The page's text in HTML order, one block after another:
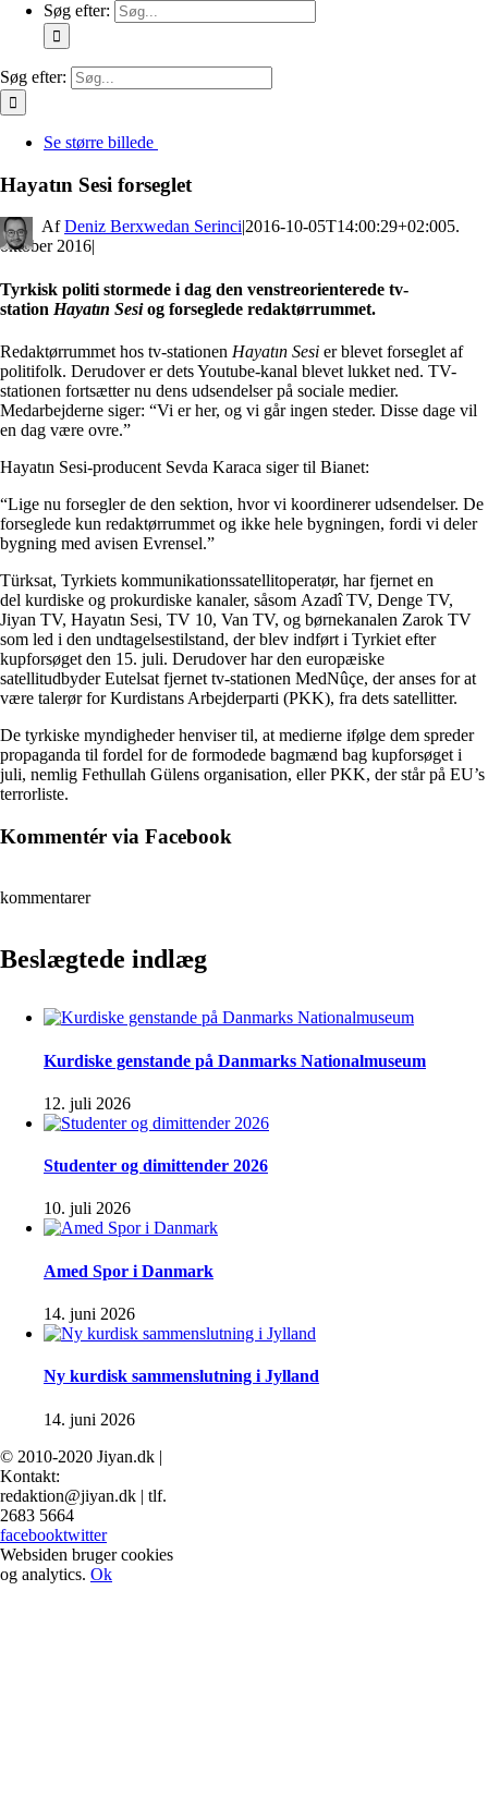
Søg efter:
Søg efter:
Se større billede
Hayatın Sesi forseglet
By Deniz Berxwedan Serinci|2016-10-05T14:00:29+02:005.
oktober 2016|
Tyrkisk politi stormede i dag den venstreorienterede tv-
station Hayatın Sesiog forseglede redaktørrummet.
Redaktørrummet hos tv-stationen Hayatın Sesi er blevet forseglet af
politifolk. Derudover er dets Youtube-kanal blevet lukket ned. TV-
stationen fortsætter nu dens udsendelser på sociale medier.
Medarbejderne siger: “Vi er her, og vi går ingen steder. Disse dage vil
en dag være ovre.”
Hayatın Sesi-producent Sevda Karaca siger til Bianet:
“Lige nu forsegler de den sektion, hvor vi koordinerer udsendelser. De
forseglede kun redaktørrummet og ikke hele bygningen, fordi vi deler
bygning med avisen Evrensel.”
Türksat, Tyrkiets kommunikationssatellitoperatør, har fjernet en
del kurdiske og prokurdiske kanaler, såsom Azadî TV, Denge TV,
Jiyan TV, Hayatın Sesi, TV 10, Van TV, og børnekanalen Zarok TV
som led i den undtagelsestilstand, der blev indført i Tyrkiet efter
kupforsøget den 15. juli. Derudover har den europæiske
satellitudbyder Eutelsat fjernet tv-stationen MedNûçe, der anses for at
være talerør for Kurdistans Arbejderparti (PKK), fra dets satellitter.
De tyrkiske myndigheder henviser til, at medierne ifølge dem spreder
propaganda til fordel for de formodede bagmænd bag kupforsøget i
juli, nemlig Fethullah Gülens organisation, eller PKK, der står på EU’s
terrorliste.
Kommentér via Facebook
kommentarer
Beslægtede indlæg
Kurdiske genstande på Danmarks Nationalmuseum
12. juli 2026
Studenter og dimittender 2026
10. juli 2026
Amed Spor i Danmark
14. juni 2026
Ny kurdisk sammenslutning i Jylland
14. juni 2026
© 2010-2020 Jiyan.dk |
Kontakt:
redaktion@jiyan.dk | tlf.
2683 5664
facebooktwitter
Websiden bruger cookies
og analytics. Ok